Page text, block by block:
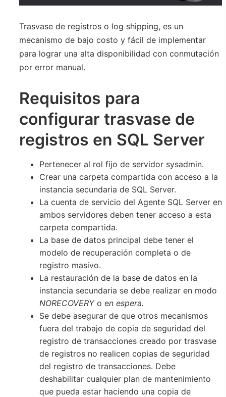
Trasvase de registros o log shipping, es un
mecanismo de bajo costo y fácil de implementar
para lograr una alta disponibilidad con conmutación
por error manual.
Requisitos para
configurar trasvase de
registros en SQL Server
Pertenecer al rol fijo de servidor sysadmin.
Crear una carpeta compartida con acceso a la
instancia secundaria de SQL Server.
La cuenta de servicio del Agente SQL Server en
ambos servidores deben tener acceso a esta
carpeta compartida.
La base de datos principal debe tener el
modelo de recuperación completa o de
registro masivo.
La restauración de la base de datos en la
instancia secundaria se debe realizar en modo
NORECOVERY o en espera.
Se debe asegurar de que otros mecanismos
fuera del trabajo de copia de seguridad del
registro de transacciones creado por trasvase
de registros no realicen copias de seguridad
del registro de transacciones. Debe
deshabilitar cualquier plan de mantenimiento
que pueda estar haciendo una copia de